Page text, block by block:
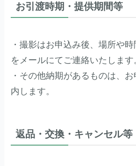
お引渡時期・提供期間等
・撮影はお申込み後、場所や
をメールにてご連絡いたします
・その他納期があるものは、
内します。
返品・交換・キャンセル等